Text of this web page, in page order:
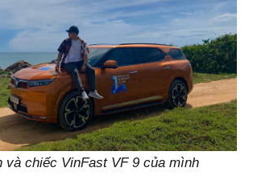
và chiếc VinFast VF 9 của mình